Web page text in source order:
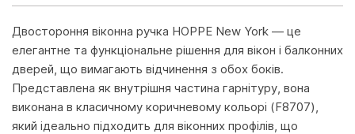
Двостороння віконна ручка HOPPE New York — це
елегантне та функціональне рішення для вікон і балконних
дверей, що вимагають відчинення з обох боків.
Представлена як внутрішня частина гарнітуру, вона
виконана в класичному коричневому кольорі (F8707),
який ідеально підходить для віконних профілів, що